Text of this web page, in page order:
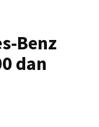
Benz
dan